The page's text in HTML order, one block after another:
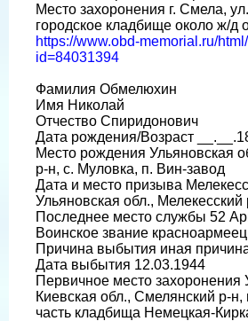
Место захоронения г. Смела,
городское кладбище около ж/д
https://www.obd-memorial.ru/
id=84031394
Фамилия Обмелюхин
Имя Николай
Отчество Спиридонович
Дата рождения/Возраст
Место рождения Ульяновская
р-н, с. Муловка, п. Вин-завод
Дата и место призыва
Ульяновская обл., Мелекесский
Последнее место службы 52
Воинское звание красноармеец
Причина выбытия иная
Дата выбытия 12.03.1944
Первичное место захоронения
Киевская обл., Смелянский р-
часть кладбища Немецкая-